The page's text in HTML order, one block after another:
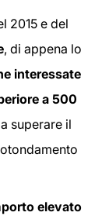
2015 e del
, di appena lo
interessate
a 500
superare il
elevato